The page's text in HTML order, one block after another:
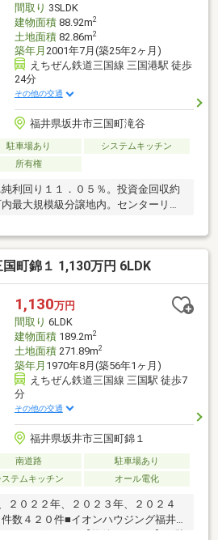
間取り 3SLDK
建物面積88.92m2
土地面積82.86m2
築年月 2001年7月(築25年2ヶ月)
えちぜん鉄道三国線 三国港駅 徒歩
24分
その他の交通
福井県坂井市三国町滝谷
駐車場あり
システムキッチン
所有権
利回り１１．０５％。投資金回収約
最大規模級分譲地内。センターリビ
町錦１ 1,130万円 6LDK
1,130万円
間取り 6LDK
建物面積189.2m2
土地面積271.89m2
築年月 1970年8月(築56年1ヶ月)
えちぜん鉄道三国線 三国駅 徒歩7
分
その他の交通
福井県坂井市三国町錦１
南道路
駐車場あり
ステムキッチン オール電化
２０２２年、２０２３年、２０２４
数４２０件■イオンハウジング福井
うございます♪【物件ポイント】・駐